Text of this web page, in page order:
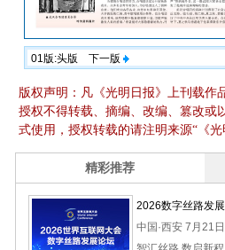
01版:头版 下一版
版权声明：凡《光明日报》上刊载作
授权不得转载、摘编、改编、篡改或
式使用，授权转载的请注明来源“《光